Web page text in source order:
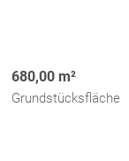
680,00 m²
Grundstücksfläche